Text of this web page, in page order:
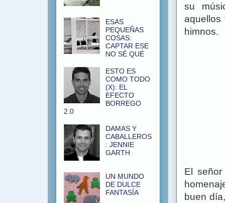
su
aquellos
himnos.
El señor
buen
ESAS
PEQUEÑAS
COSAS:
CAPTAR ESE
NO SÉ QUÉ
ESTO ES
COMO TODO
(X): EL
EFECTO
BORREGO
2.0
DAMAS Y
CABALLEROS
: JENNIE
GARTH
UN MUNDO
DE DULCE
FANTASÍA